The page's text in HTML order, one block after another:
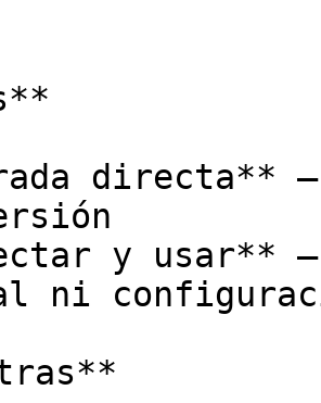
directa** –
y usar**
ni